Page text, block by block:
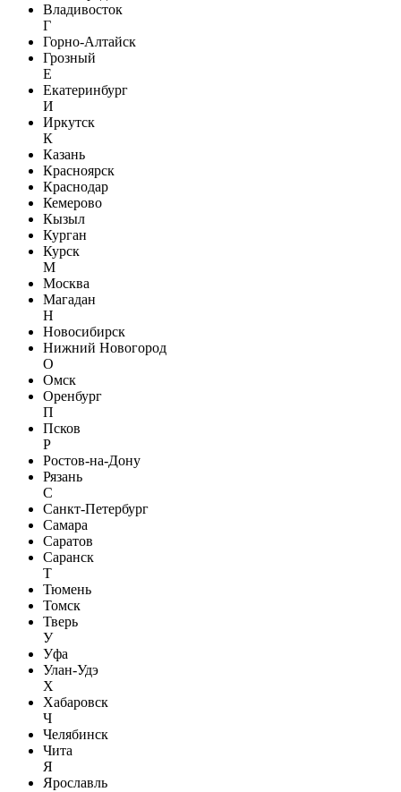
Владивосток
Г
Горно-Алтайск
Грозный
Е
Екатеринбург
И
Иркутск
К
Казань
Красноярск
Краснодар
Кемерово
Кызыл
Курган
Курск
М
Москва
Магадан
Н
Новосибирск
Нижний Новогород
О
Омск
Оренбург
П
Псков
Р
Ростов-на-Дону
Рязань
С
Санкт-Петербург
Самара
Саратов
Саранск
Т
Тюмень
Томск
Тверь
У
Уфа
Улан-Удэ
Х
Хабаровск
Ч
Челябинск
Чита
Я
Ярославль